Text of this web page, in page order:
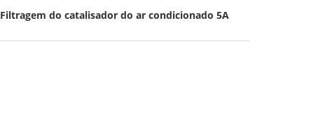
Filtragem do catalisador do ar condicionado 5A